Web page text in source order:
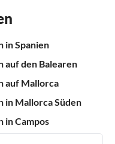
in Spanien
auf den Balearen
auf Mallorca
in Mallorca Süden
in Campos